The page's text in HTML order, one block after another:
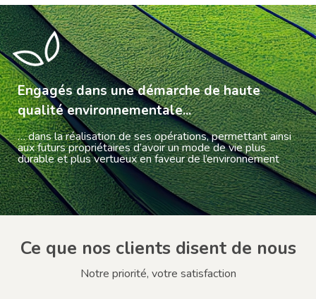
Engagés dans une démarche de haute
qualité environnementale...
… dans la réalisation de ses opérations, permettant ainsi
aux futurs propriétaires d’avoir un mode de vie plus
durable et plus vertueux en faveur de l’environnement
Ce que nos clients disent de nous
Notre priorité, votre satisfaction